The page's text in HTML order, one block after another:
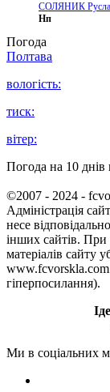
СОЛЯНИК
Нп
Погода
Полтава
вологість:
тиск:
вітер:
Погода на 10 днів
©2007 - 2024 -
Адміністрація
несе
інших сайтів. При
матеріалів сайту
гіперпосилання).
Ми в соціальних